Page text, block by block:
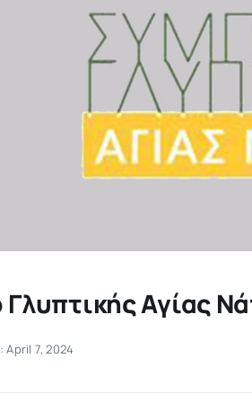
Αγίας
April 7, 2024